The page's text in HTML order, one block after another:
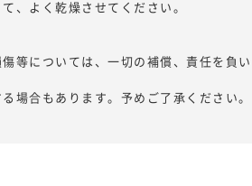
、よく乾燥させてください。
等については、一切の補償、責任を負い
場合もあります。予めご了承ください。